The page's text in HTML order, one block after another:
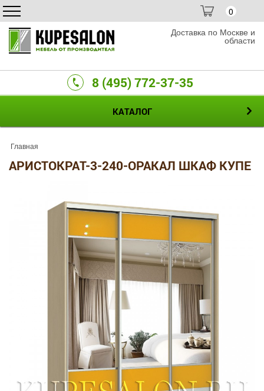
0
Доставка по Москве и
области
8 (495) 772-37-35
КАТАЛОГ
Главная
АРИСТОКРАТ-3-240-ОРАКАЛ ШКАФ КУПЕ